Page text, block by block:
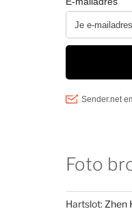
Foto
Hartslot: Zhen